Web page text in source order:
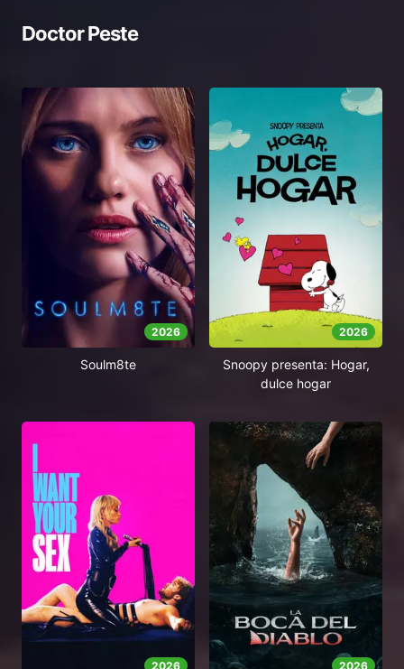
Doctor Peste
2026
Soulm8te
2026
Snoopy presenta: Hogar,
dulce hogar
2026 2026